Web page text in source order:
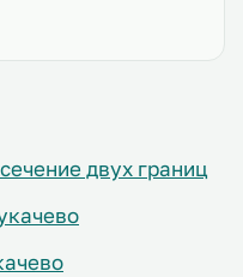
двух границ